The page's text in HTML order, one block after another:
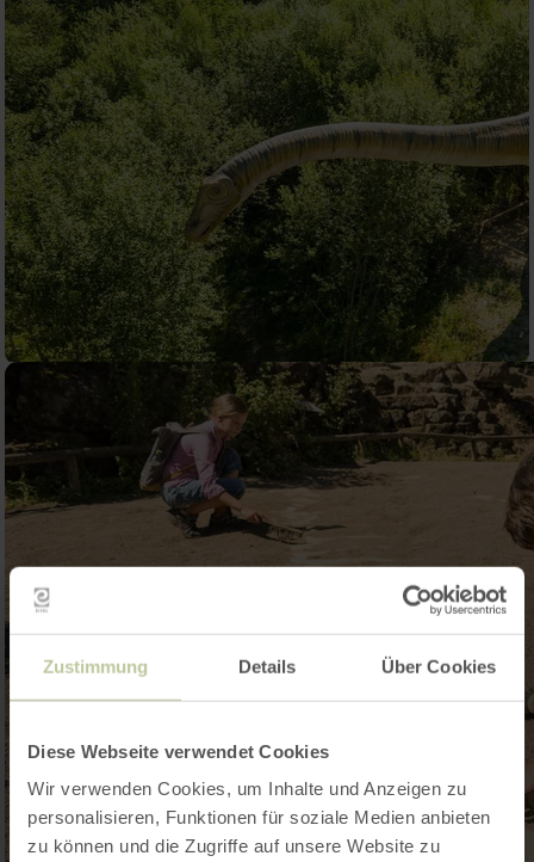
Zustimmung Details Über Cookies
Diese Webseite verwendet Cookies
Wir verwenden Cookies, um Inhalte und Anzeigen zu
personalisieren, Funktionen für soziale Medien anbieten
zu können und die Zugriffe auf unsere Website zu